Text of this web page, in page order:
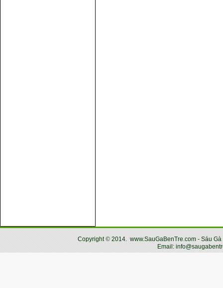
Copyright© 2014. www.SauGaBenTre.com - Sáu
Email: